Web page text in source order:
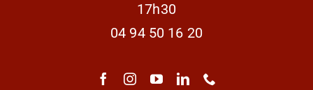
17h30
04 94 50 16 20